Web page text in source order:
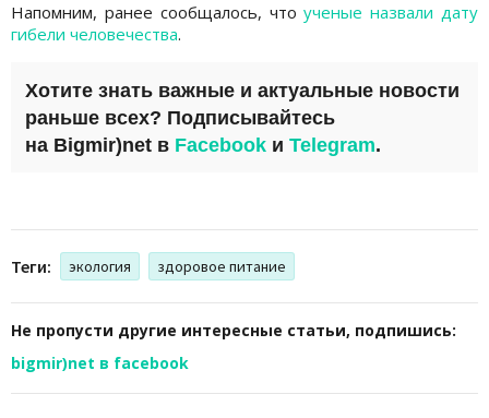
Напомним, ранее сообщалось, чтоученые назвали дату
гибели человечества.
Хотите знать важные и актуальные новости
раньше всех? Подписывайтесь
на Bigmir)net в Facebook и Telegram.
Теги: экология здоровое питание
Не пропусти другие интересные статьи, подпишись:
bigmir)net в facebook